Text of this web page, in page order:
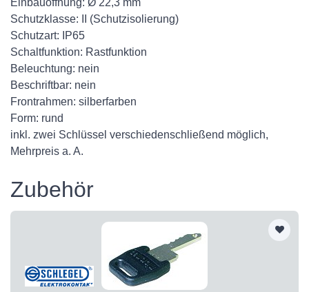
Schutzklasse: II (Schutzisolierung)
Schutzart: IP65
Schaltfunktion: Rastfunktion
Beleuchtung: nein
Beschriftbar: nein
Frontrahmen: silberfarben
Form: rund
inkl. zwei Schlüssel verschiedenschließend möglich,
Mehrpreis a. A.
Zubehör